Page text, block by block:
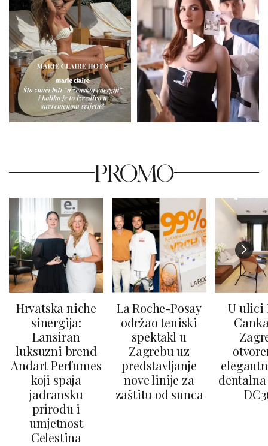
PROMO
Hrvatska niche
sinergija:
Lansiran
luksuzni brend
Andart Perfumes
koji spaja
jadransku
prirodu i
umjetnost
Celestina
La Roche-Posay
održao teniski
spektakl u
Zagrebu uz
predstavljanje
nove linije za
zaštitu od sunca
U ulici